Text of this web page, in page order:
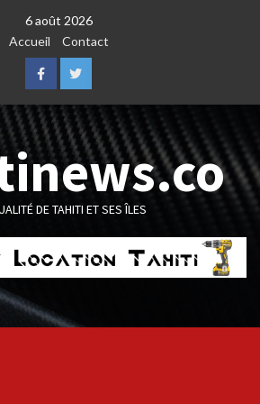
6 août 2026
Accueil
Contact
FacebookTwitter
DE TAHITI ET SES ÎLES